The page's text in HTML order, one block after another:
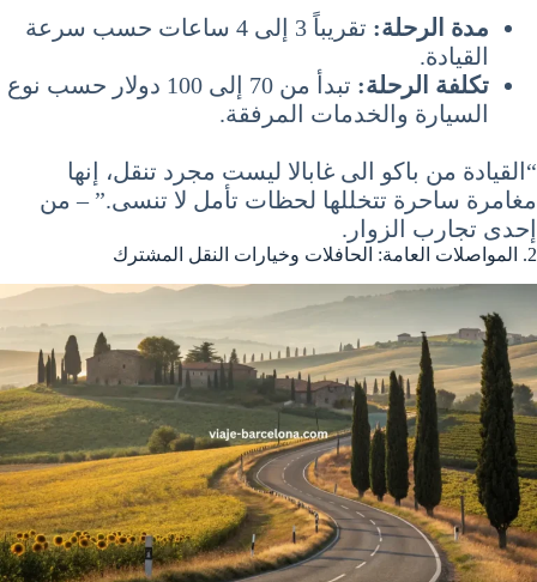
مدة الرحلة:
تقريباً 3 إلى 4 ساعات حسب سرعة
القيادة.
تكلفة الرحلة:
تبدأ من 70 إلى 100 دولار حسب نوع
السيارة والخدمات المرفقة.
“القيادة من باكو الى غابالا ليست مجرد تنقل، إنها
مغامرة ساحرة تتخللها لحظات تأمل لا تنسى.” – من
إحدى تجارب الزوار.
2. المواصلات العامة: الحافلات وخيارات النقل المشترك